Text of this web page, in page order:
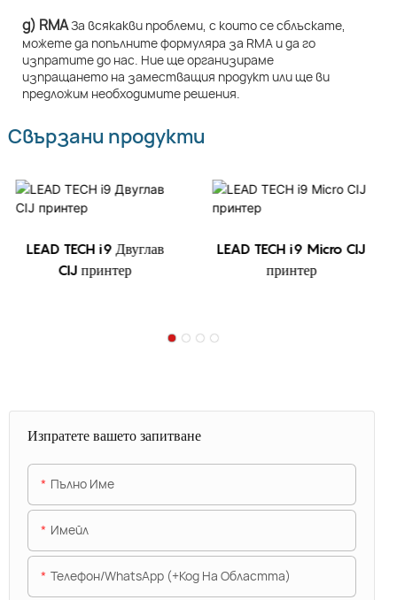
д) RMAЗа всякакви проблеми, с които се сблъскате,
можете да попълните формуляра за RMA и да го
изпратите до нас. Ние ще организираме
изпращането на заместващия продукт или ще ви
предложим необходимите решения.
Свързани продукти
LEAD TECH i9 Двуглав
CIJ принтер
LEAD TECH i9 Micro CIJ
принтер
Изпратете вашето запитване
Пълно Име
Имейл
Телефон/WhatsApp (+Код На Областта)